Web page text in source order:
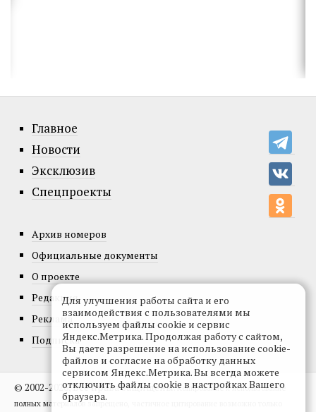
Главное
Новости
Эксклюзив
Спецпроекты
Архив номеров
Официальные документы
О проекте
Редакция
Реклама
Подписка
© 2002-2026, Все права защищены.Копирование и использование
полных материалов запрещено, частичное цитирование возможно только
Для улучшения работы сайта и его
взаимодействия с пользователями мы
используем файлы cookie и сервис
Яндекс.Метрика. Продолжая работу с сайтом,
Вы даете разрешение на использование cookie-
файлов и согласие на обработку данных
сервисом Яндекс.Метрика. Вы всегда можете
отключить файлы cookie в настройках Вашего
браузера.